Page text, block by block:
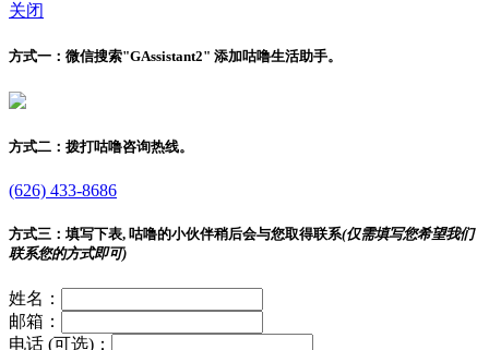
关闭
方式一： 微信搜索"GAssistant2" 添加咕噜生活助手。
方式二： 拨打咕噜咨询热线。
(626) 433-8686
方式三： 填写下表, 咕噜的小伙伴稍后会与您取得联系(仅需填写您希望我们
联系您的方式即可)
姓名：
邮箱：
电话 (可选)：